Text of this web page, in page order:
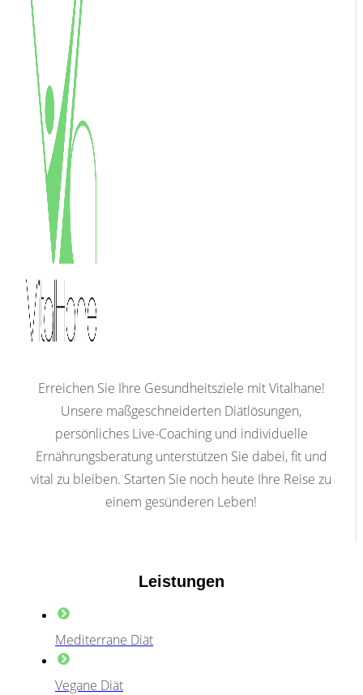
Erreichen Sie Ihre Gesundheitsziele mit Vitalhane!
Unsere maßgeschneiderten Diätlösungen,
persönliches Live-Coaching und individuelle
Ernährungsberatung unterstützen Sie dabei, fit und
vital zu bleiben. Starten Sie noch heute Ihre Reise zu
einem gesünderen Leben!
Leistungen
Mediterrane Diät
Vegane Diät